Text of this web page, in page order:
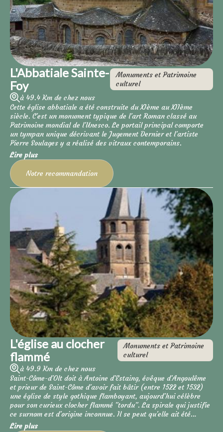
L'Abbatiale Sainte-
Foy
Monuments et Patrimoine
culturel
à 49.4 Km de chez nous
Cette église abbatiale a été construite du XIème au XIIème
siècle. C'est un monument typique de l'art Roman classé au
Patrimoine mondial de l'Unesco. Le portail principal comporte
un tympan unique décrivant le Jugement Dernier et l'artiste
Pierre Soulages y a réalisé des vitraux contemporains.
Lire plus
Notre recommandation
L'église au clocher
flammé
Monuments et Patrimoine
culturel
à 49.9 Km de chez nous
Saint-Côme-d'Olt doit à Antoine d'Estaing, évêque d'Angoulême
et prieur de Saint-Côme d'avoir fait bâtir (entre 1522 et 1532)
une église de style gothique flamboyant, aujourd'hui célèbre
pour son curieux clocher flammé "tordu". La spirale qui justifie
ce surnom est d'origine inconnue. Il se peut qu'elle ait été
voulue par les architectes ou bien créée sous le poids de la
Lire plus